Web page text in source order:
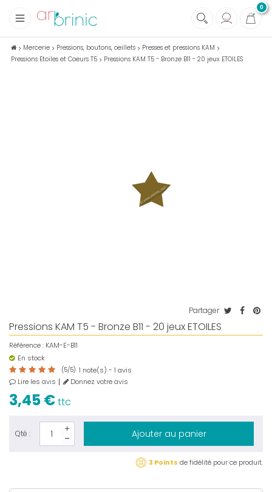
0
Tissus
+
Mercerie
Mercerie Pressions, boutons, oeillets
Presses et pressions KAM
Pressions Etoiles et Coeurs T5
Pressions KAM T5 - Bronze B11 - 20 jeux ETOILES
Partager
Pressions KAM T5 - Bronze B11 - 20 jeux ETOILES
Référence : KAM-E-B11
En stock
(5/5) 1 note(s) - 1 avis
Lire les avis
Donnez votre avis
3,45 €ttc
Qté : Ajouter au panier
3 Points de fidélité pour ce produit.